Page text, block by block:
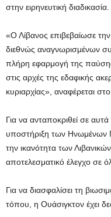
στην ειρηνευτική διαδικασία.
«Ο Λίβανος επιβεβαίωσε
διεθνώς αναγνωρισμένων
πλήρη εφαρμογή της
στις αρχές της εδαφικής
κυριαρχίας», αναφέρεται
Για να ανταποκριθεί σε
υποστήριξη των Ηνωμένων
την ικανότητα των
αποτελεσματικό έλεγχο σε
Για να διασφαλίσει τη
τόπου, η Ουάσιγκτον έχει